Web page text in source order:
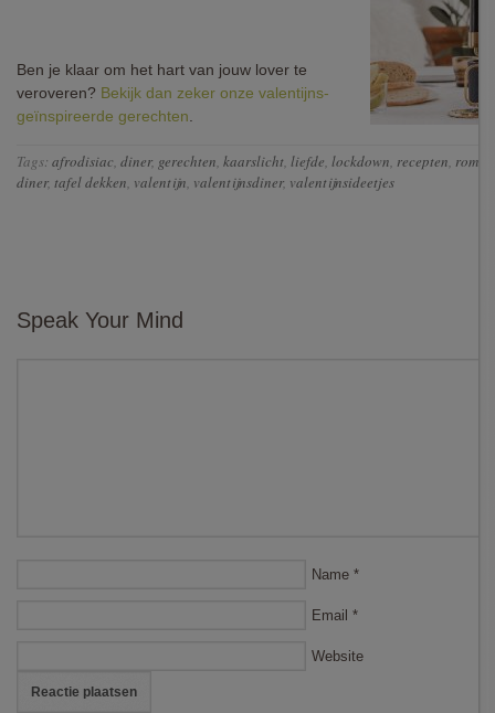
Ben je klaar om het hart van jouw lover te
veroveren? Bekijk dan zeker onze valentijns-
geïnspireerde gerechten
Tags: afrodisiac, diner, gerechten, kaarslicht, liefde, lockdown, recepten,
diner, tafel dekken, valentijn, valentijnsdiner, valentijnsideetjes
Speak Your Mind
Name *
Email *
Website